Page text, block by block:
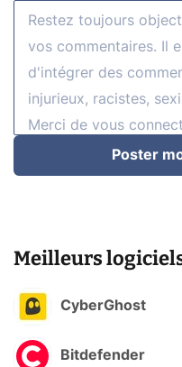
Poster
Meilleurs
CyberGhost
Bitdefender